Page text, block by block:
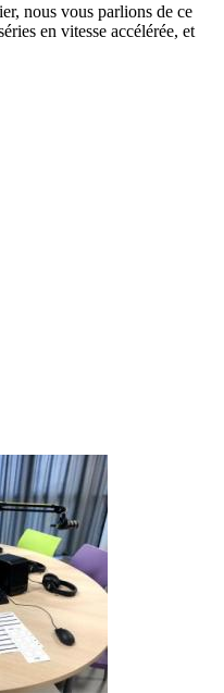
nous vous parlions de ce
en vitesse accélérée, et